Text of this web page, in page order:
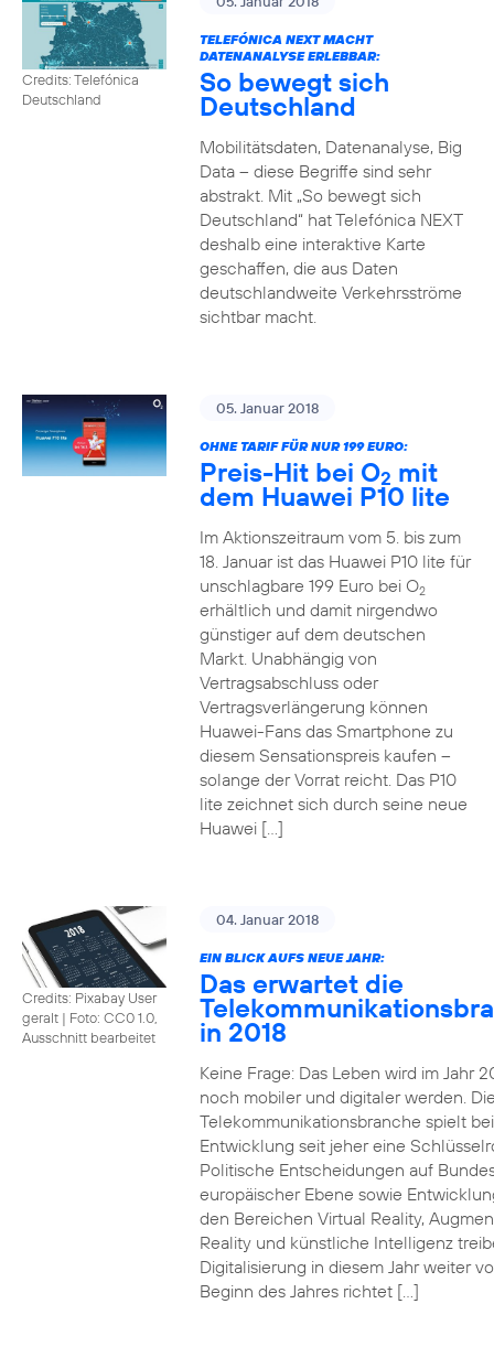
Credits: Telefónica
Deutschland
TELEFÓNICA NEXT MACHT
DATENANALYSE ERLEBBAR:
So bewegt sich
Deutschland
Mobilitätsdaten, Datenanalyse, Big
Data – diese Begriffe sind sehr
abstrakt. Mit „So bewegt sich
Deutschland“ hat Telefónica NEXT
deshalb eine interaktive Karte
geschaffen, die aus Daten
deutschlandweite Verkehrsströme
sichtbar macht.
05. Januar 2018
OHNE TARIF FÜR NUR 199 EURO:
Preis-Hit bei O2 mit
dem Huawei P10 lite
Im Aktionszeitraum vom 5. bis zum
18. Januar ist das Huawei P10 lite für
unschlagbare 199 Euro bei O2
erhältlich und damit nirgendwo
günstiger auf dem deutschen
Markt. Unabhängig von
Vertragsabschluss oder
Vertragsverlängerung können
Huawei-Fans das Smartphone zu
diesem Sensationspreis kaufen –
solange der Vorrat reicht. Das P10
lite zeichnet sich durch seine neue
Huawei […]
Credits: Pixabay User
geralt | Foto: CC0 1.0,
Ausschnitt bearbeitet
04. Januar 2018
EIN BLICK AUFS NEUE JAHR:
Das erwartet die
in 2018
Keine Frage: Das Leben wird im Jahr
noch mobiler und digitaler werden.
Telekommunikationsbranche spielt
Entwicklung seit jeher eine
Politische Entscheidungen auf
europäischer Ebene sowie
den Bereichen Virtual Reality,
Reality und künstliche Intelligenz
Digitalisierung in diesem Jahr weiter
Beginn des Jahres richtet […]